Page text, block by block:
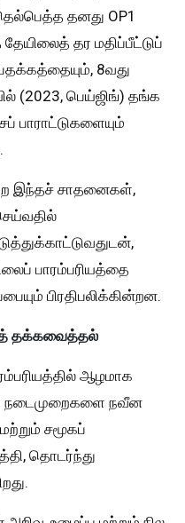
தனது OP1
தர மதிப்பீட்டுப்
8வது
(2023, பெய்ஜிங்) தங்க
பாராட்டுகளையும்
இந்தச் சாதனைகள்,
பாரம்பரியத்தை
பிரதிபலிக்கின்றன.
தக்கவைத்தல்
ஆழமாக
நடைமுறைகளை நவீன
மற்றும் சமூகப்
தொடர்ந்து